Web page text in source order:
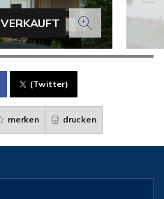
VERKAUFT
(Twitter)
merken drucken